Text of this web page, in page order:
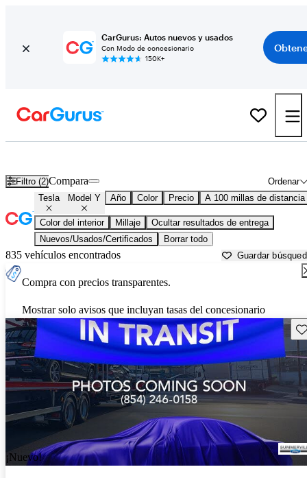
CarGurus: Autos nuevos y usados
Con Modo de concesionario
150K+
Filtro (2) Ordenar
Compara
Tesla Model Y Año Color Precio A 100 millas de distancia
Color del interior Millaje
Ocultar resultados de entrega
Nuevos/Usados/Certificados
Borrar todo
835 vehículos encontrados Guardar
Compra con precios transparentes.
Mostrar solo avisos que incluyan tasas del concesionario
¡Nuevo!